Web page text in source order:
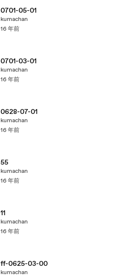
0701-05-01
kumachan
16 年前
0701-03-01
kumachan
16 年前
0628-07-01
kumachan
16 年前
55
kumachan
16 年前
11
kumachan
16 年前
ff-0625-03-00
kumachan